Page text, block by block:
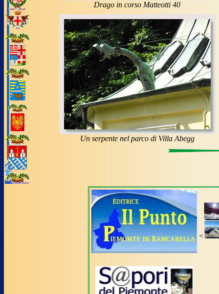
Drago in corso Matteotti 40
Un serpente nel parco di Villa Abegg
<